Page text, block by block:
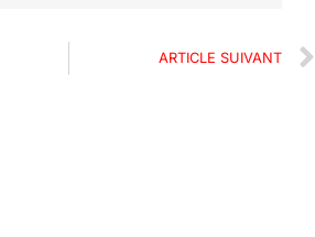
ARTICLE SUIVANT